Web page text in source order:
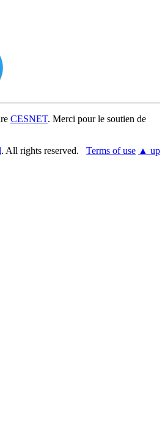
CESNET. Merci pour le soutien de
. All rights reserved. Terms of use ▲ up